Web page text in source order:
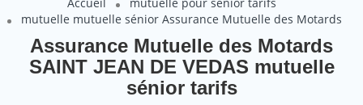
mutuelle mutuelle sénior Assurance Mutuelle des Motards
Assurance Mutuelle des Motards
SAINT JEAN DE VEDAS mutuelle
sénior tarifs